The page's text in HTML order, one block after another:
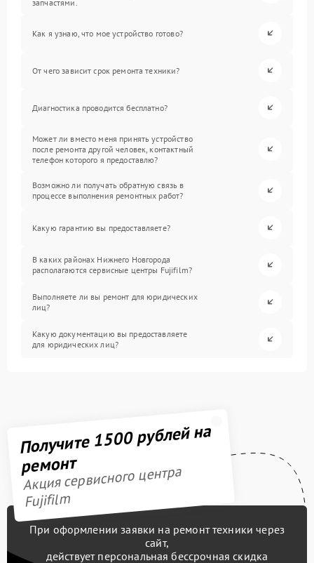
запчастями.
Как я узнаю, что мое устройство готово?
От чего зависит срок ремонта техники?
Диагностика проводится бесплатно?
Может ли вместо меня принять устройство
после ремонта другой человек, контактный
телефон которого я предоставлю?
Возможно ли получать обратную связь в
процессе выполнения ремонтных работ?
Какую гарантию вы предоставляете?
В каких районах Нижнего Новгорода
располагаются сервисные центры Fujifilm?
Выполняете ли вы ремонт для юридических
лиц?
Какую документацию вы предоставляете
для юридических лиц?
Получите 1500 рублей на
ремонт
Акция сервисного центра
Fujifilm
При оформлении заявки на ремонт техники через
сайт,
действует персональная бессрочная скидка